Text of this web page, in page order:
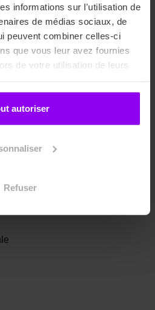
informations sur l'utilisation de
de médias sociaux, de
peuvent combiner celles-ci
que vous leur avez fournies
de votre utilisation de leurs
autoriser
Refuser
azanga@ace-
education.com